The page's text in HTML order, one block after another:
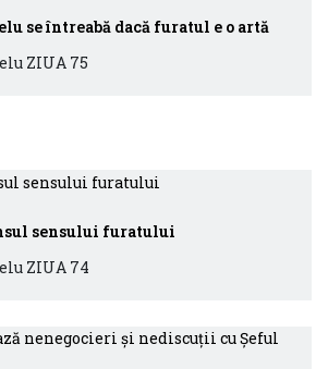
se întreabă dacă furatul e o artă
ZIUA 75
sensului furatului
ZIUA 74